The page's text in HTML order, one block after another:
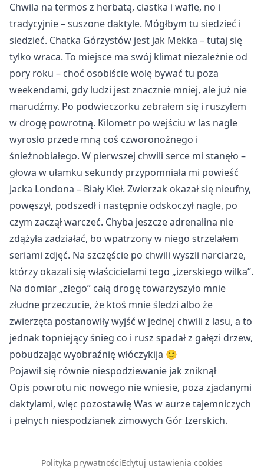
Chwila na termos z herbatą, ciastka i wafle, no i
tradycyjnie – suszone daktyle. Mógłbym tu siedzieć i
siedzieć. Chatka Górzystów jest jak Mekka – tutaj się
tylko wraca. To miejsce ma swój klimat niezależnie od
pory roku – choć osobiście wolę bywać tu poza
weekendami, gdy ludzi jest znacznie mniej, ale już nie
marudźmy. Po podwieczorku zebrałem się i ruszyłem
w drogę powrotną. Kilometr po wejściu w las nagle
wyrosło przede mną coś czworonożnego i
śnieżnobiałego. W pierwszej chwili serce mi stanęło –
głowa w ułamku sekundy przypomniała mi powieść
Jacka Londona – Biały Kieł. Zwierzak okazał się nieufny,
powęszył, podszedł i następnie odskoczył nagle, po
czym zaczął warczeć. Chyba jeszcze adrenalina nie
zdążyła zadziałać, bo wpatrzony w niego strzelałem
seriami zdjęć. Na szczęście po chwili wyszli narciarze,
którzy okazali się właścicielami tego „izerskiego wilka”.
Na domiar „złego” całą drogę towarzyszyło mnie
złudne przeczucie, że ktoś mnie śledzi albo że
zwierzęta postanowiły wyjść w jednej chwili z lasu, a to
jednak topniejący śnieg co i rusz spadał z gałęzi drzew,
pobudzając wyobraźnię włóczykija 🙂
Pojawił się równie niespodziewanie jak zniknął
Opis powrotu nic nowego nie wniesie, poza zjadanymi
daktylami, więc pozostawię Was w aurze tajemniczych
i pełnych niespodzianek zimowych Gór Izerskich.
Polityka prywatnościEdytuj ustawienia cookies